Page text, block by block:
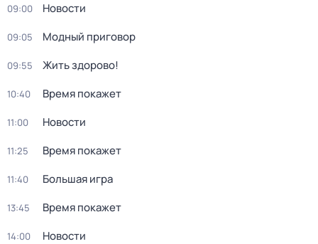
09:00 Новости
09:05 Модный приговор
09:55 Жить здорово!
10:40 Время покажет
11:00 Новости
11:25 Время покажет
11:40 Большая игра
13:45 Время покажет
14:00 Новости